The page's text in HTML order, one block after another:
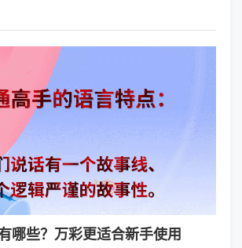
哪些？万彩更适合新手使用